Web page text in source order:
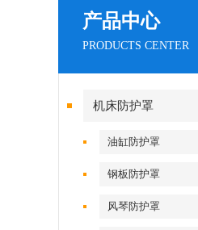
产品中心
PRODUCTS CENTER
机床防护罩
油缸防护罩
钢板防护罩
风琴防护罩